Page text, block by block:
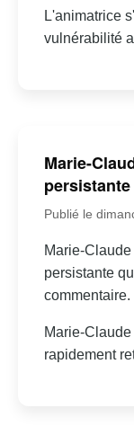
L'animatrice
vulnérabilité
Marie-
Publié le
Marie-
persistante
commentaire.
Marie-
rapidement